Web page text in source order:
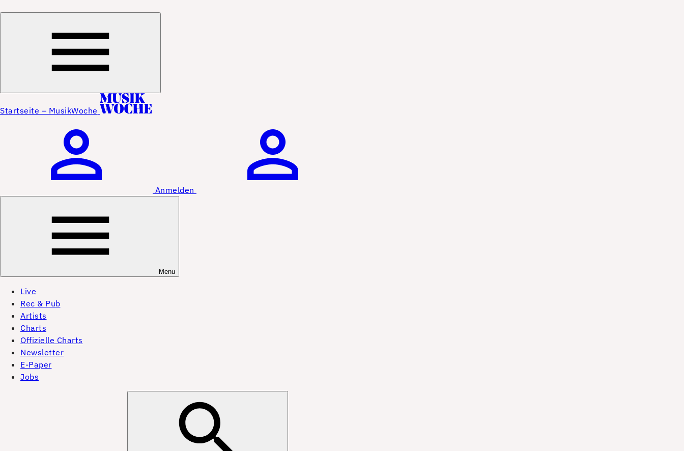
Startseite – MusikWoche
Anmelden
Menu
Live
Rec & Pub
Artists
Charts
Offizielle Charts
Newsletter
E-Paper
Jobs